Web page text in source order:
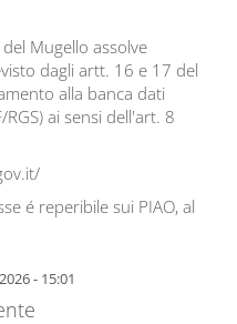
Mugello assolve
dagli artt. 16 e 17 del
alla banca dati
ai sensi dell'art. 8
é reperibile sui PIAO, al
- 15:01